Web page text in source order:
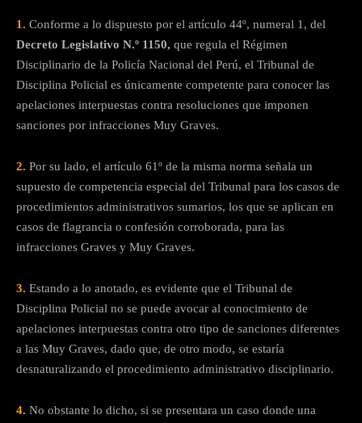
1. Conforme a lo dispuesto por el artículo 44º, numeral 1, del
Decreto Legislativo N.º 1150, que regula el Régimen
Disciplinario de la Policía Nacional del Perú, el Tribunal de
Disciplina Policial es únicamente competente para conocer las
apelaciones interpuestas contra resoluciones que imponen
sanciones por infracciones Muy Graves.
2. Por su lado, el artículo 61º de la misma norma señala un
supuesto de competencia especial del Tribunal para los casos de
procedimientos administrativos sumarios, los que se aplican en
casos de flagrancia o confesión corroborada, para las
infracciones Graves y Muy Graves.
3. Estando a lo anotado, es evidente que el Tribunal de
Disciplina Policial no se puede avocar al conocimiento de
apelaciones interpuestas contra otro tipo de sanciones diferentes
a las Muy Graves, dado que, de otro modo, se estaría
desnaturalizando el procedimiento administrativo disciplinario.
4. No obstante lo dicho, si se presentara un caso donde una